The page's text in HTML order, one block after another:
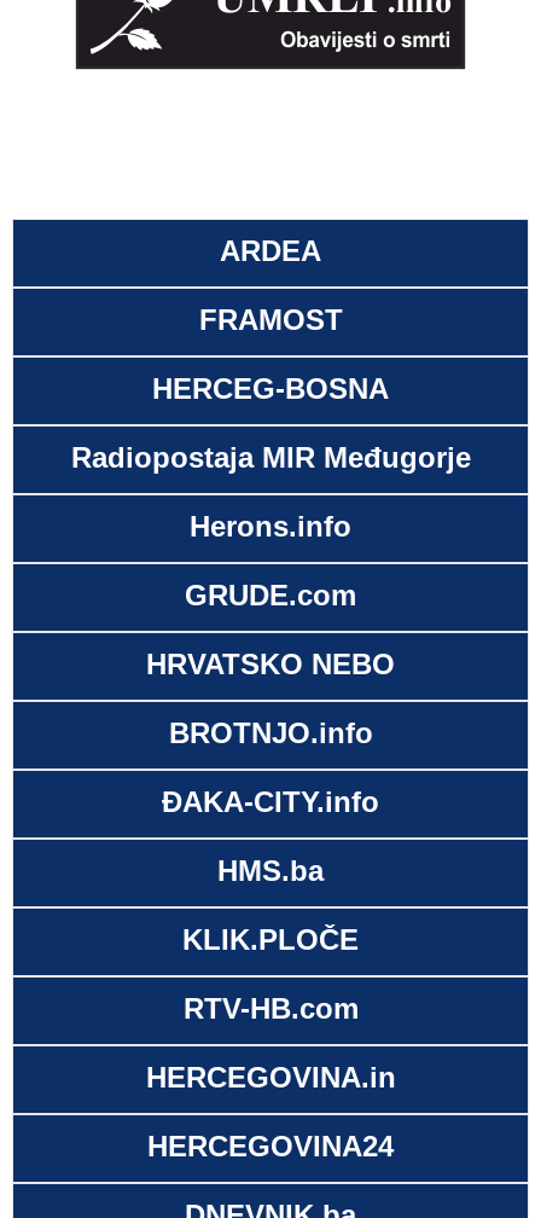
ARDEA
FRAMOST
HERCEG-BOSNA
Radiopostaja MIR Međugorje
Herons.info
GRUDE.com
HRVATSKO NEBO
BROTNJO.info
ĐAKA-CITY.info
HMS.ba
KLIK.PLOČE
RTV-HB.com
HERCEGOVINA.in
HERCEGOVINA24